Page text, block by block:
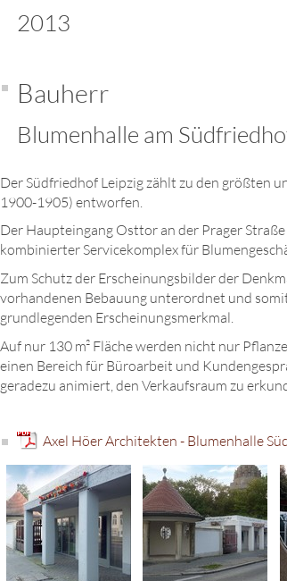
2013
Bauherr
Blumenhalle am
Der Südfriedhof Leipzig zählt zu den größten
1900-1905) entworfen.
Der Haupteingang Osttor an der Prager
kombinierter Servicekomplex für
Zum Schutz der Erscheinungsbilder der
vorhandenen Bebauung unterordnet und
grundlegenden Erscheinungsmerkmal.
Auf nur 130 m² Fläche werden nicht nur
einen Bereich für Büroarbeit und
geradezu animiert, den Verkaufsraum zu
Axel Höer Architekten - Blumenhalle